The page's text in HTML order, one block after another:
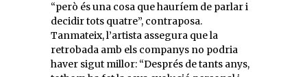
“però és una cosa que hauríem de parlar i
decidir tots quatre”, contraposa.
Tanmateix, l’artista assegura que la
retrobada amb els companys no podria
haver sigut millor: “Després de tants anys,